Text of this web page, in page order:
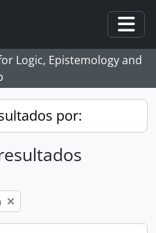
Logic, Epistemology and
por: